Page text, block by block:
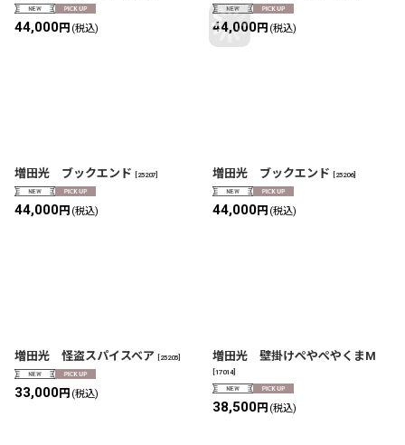
44,000円 (税込) 44,000円 (税込)
増田光 ブックエンド 25207
44,000円 (税込)
増田光 ブックエンド 25206]
44,000円 (税込)
増田光 怪盗スパイスベア 25205
33,000円 (税込)
増田光 壁掛けぺやぺやくまM
17014]
38,500円 (税込)